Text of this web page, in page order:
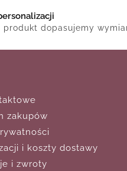
produkt dopasujemy
zakupów
i koszty dostawy
i zwroty